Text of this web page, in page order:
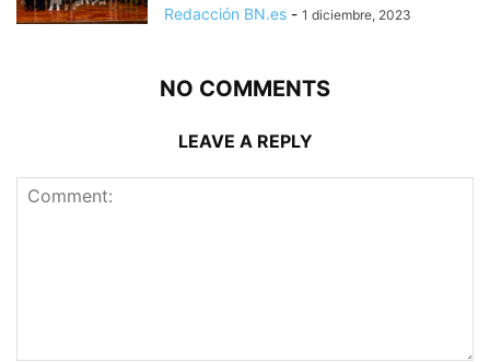
Redacción BN.es - 1 diciembre, 2023
NO COMMENTS
LEAVE A REPLY